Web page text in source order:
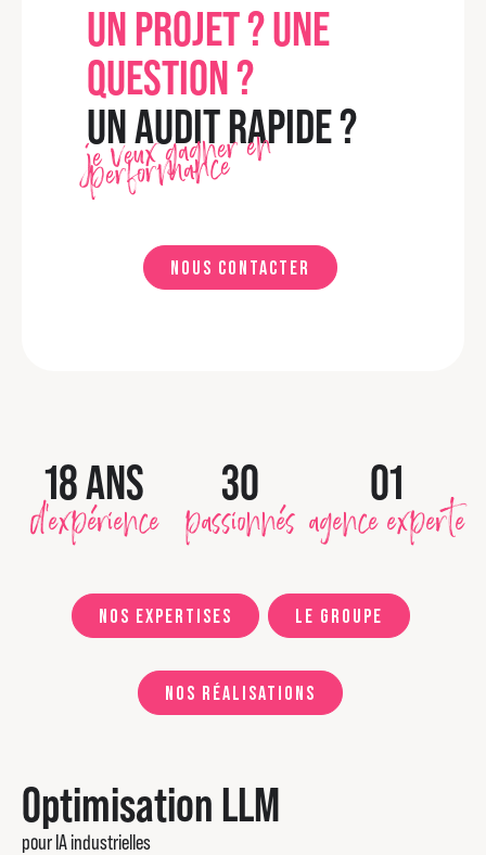
UN PROJET ? UNE
QUESTION ?
UN AUDIT RAPIDE ?
je veux gagner en
performance
Nous contacter
18 ANS
d'expérience
30
passionnés
01
agence experte
Nos expertises Le groupe
Nos réalisations
Optimisation LLM
pour IA industrielles